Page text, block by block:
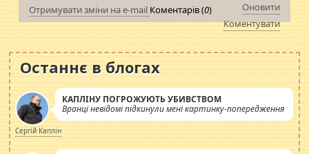
Отримувати зміни на e-mail Коментарів (0)
Оновити
Коментувати
Останнє в блогах
КАПЛІНУ ПОГРОЖУЮТЬ УБИВСТВОМ
Вранці невідомі підкинули мені картинку-попередження
Сергій Каплін